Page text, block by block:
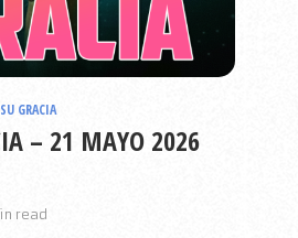
GRACIA
– 21 MAYO 2026
read